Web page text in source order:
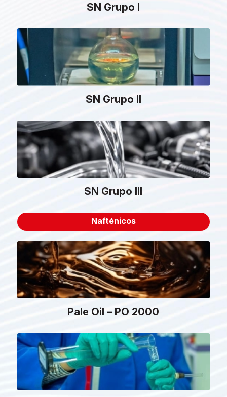
SN Grupo I
SN Grupo II
SN Grupo III
Nafténicos
Pale Oil – PO 2000